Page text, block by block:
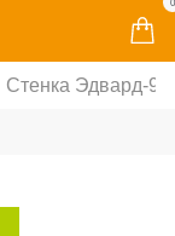
0
Стенка Эдвард-9